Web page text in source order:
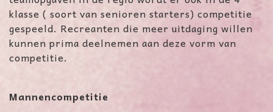
klasse ( soort van senioren starters) competitie
gespeeld. Recreanten die meer uitdaging willen
kunnen prima deelnemen aan deze vorm van
competitie.
Mannencompetitie